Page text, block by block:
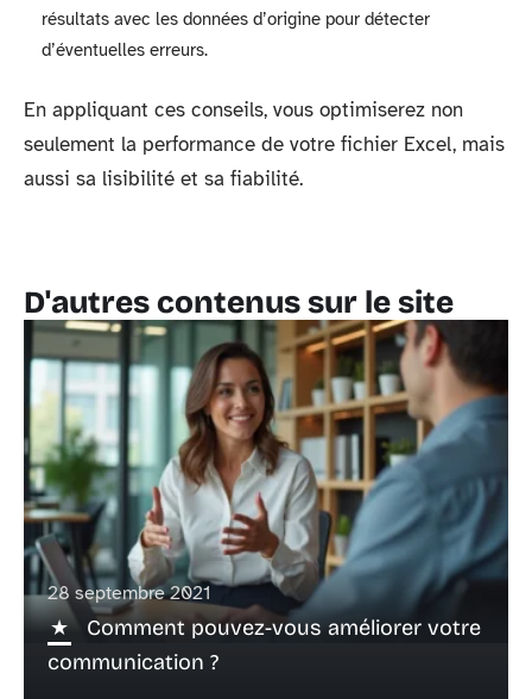
résultats avec les données d’origine pour détecter
d’éventuelles erreurs.
En appliquant ces conseils, vous optimiserez non
seulement la performance de votre fichier Excel, mais
aussi sa lisibilité et sa fiabilité.
D'autres contenus sur le site
28 septembre 2021
Comment pouvez-vous améliorer votre
communication ?